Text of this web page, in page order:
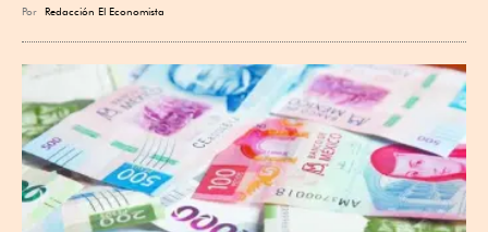
Por Redacción El Economista